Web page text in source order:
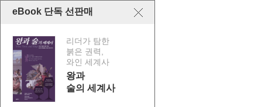
eBook 단독 선판매
리더가 탐한
붉은 권력,
와인 세계사
왕과
술의 세계사